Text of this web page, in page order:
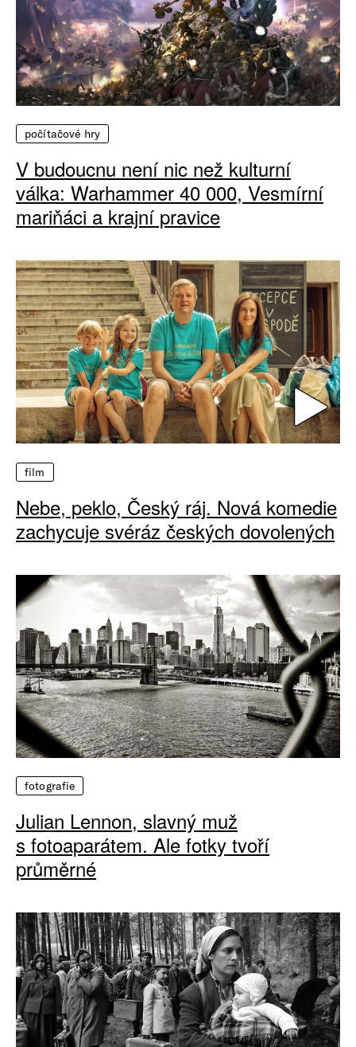
počítačové hry
V budoucnu není nic než kulturní
válka: Warhammer 40 000, Vesmírní
mariňáci a krajní pravice
film
Nebe, peklo, Český ráj. Nová komedie
zachycuje svéráz českých dovolených
fotografie
Julian Lennon, slavný muž
s fotoaparátem. Ale fotky tvoří
průměrné